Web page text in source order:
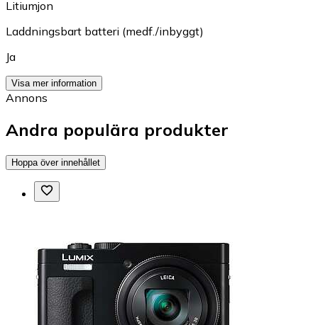
Litiumjon
Laddningsbart batteri (medf./inbyggt)
Ja
Visa mer information
Annons
Andra populära produkter
Hoppa över innehållet